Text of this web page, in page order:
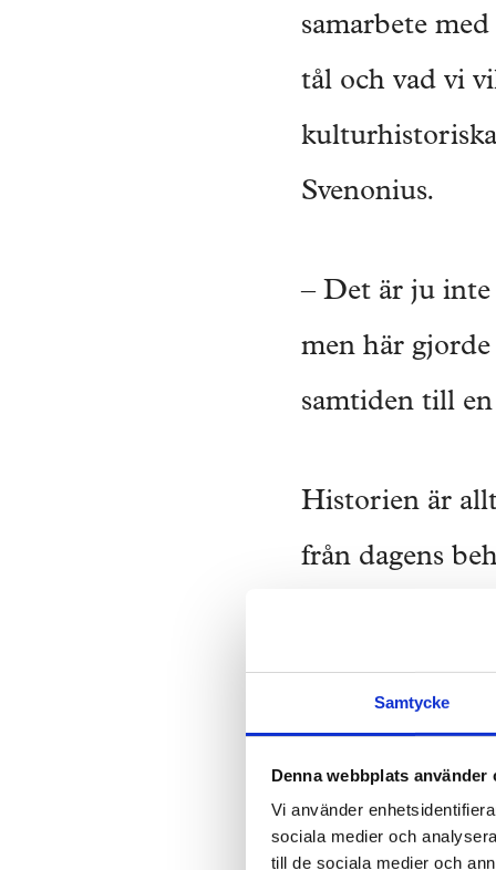
Samtycke
Denna webbplats använder
Vi använder
sociala medier och
till de sociala medier och
samarbete
tål och vad vi
Svenonius.
– Det är ju inte
men här
samtiden till
Historien är
från dagens
konstruktioner
Men många
väggen, och
sätts sedan